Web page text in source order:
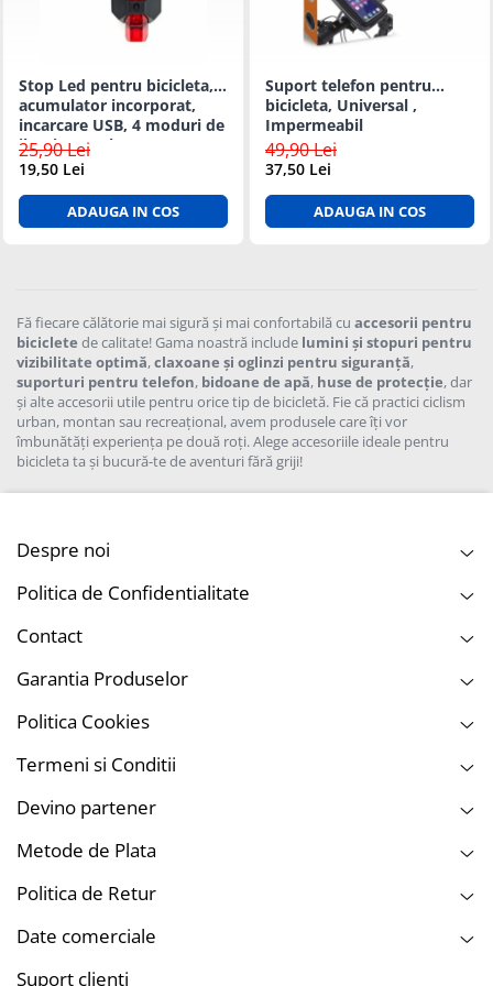
Organizatoare auto
Suporturi bauturi
Tratament Hidrofob
Stop Led pentru bicicleta,
acumulator incorporat,
incarcare USB, 4 moduri de
iluminat, culoare Rosu
25,90 Lei
19,50 Lei
ADAUGA IN COS
Suport telefon pentru
bicicleta, Universal ,
Impermeabil
49,90 Lei
37,50 Lei
ADAUGA IN COS
Fă fiecare călătorie mai sigură și mai confortabilă cu accesorii pentru
biciclete de calitate! Gama noastră include lumini și stopuri pentru
vizibilitate optimă,claxoane și oglinzi pentru siguranță,
suporturi pentru telefon, bidoane de apă, huse de protecție, dar
și alte accesorii utile pentru orice tip de bicicletă. Fie că practici ciclism
urban, montan sau recreațional, avem produsele care îți vor
îmbunătăți experiența pe două roți. Alege accesoriile ideale pentru
bicicleta ta și bucură-te de aventuri fără griji!
Despre noi
Politica de Confidentialitate
Contact
Garantia Produselor
Politica Cookies
Termeni si Conditii
Devino partener
Metode de Plata
Politica de Retur
Date comerciale
Suport clienti